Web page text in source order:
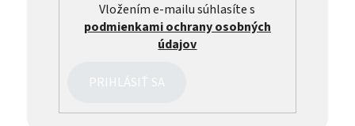
Vložením e-mailu súhlasíte s
podmienkami ochrany osobných
údajov
PRIHLÁSIŤ SA